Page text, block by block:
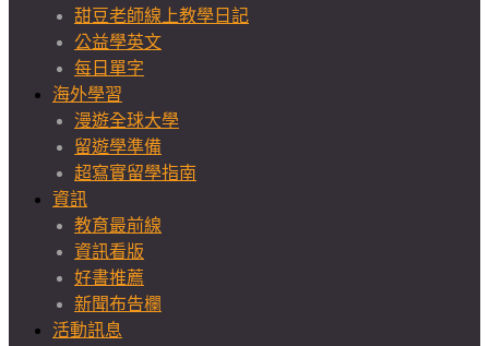
甜豆老師線上教學日記
公益學英文
每日單字
海外學習
漫遊全球大學
留遊學準備
超寫實留學指南
資訊
教育最前線
資訊看版
好書推薦
新聞布告欄
活動訊息